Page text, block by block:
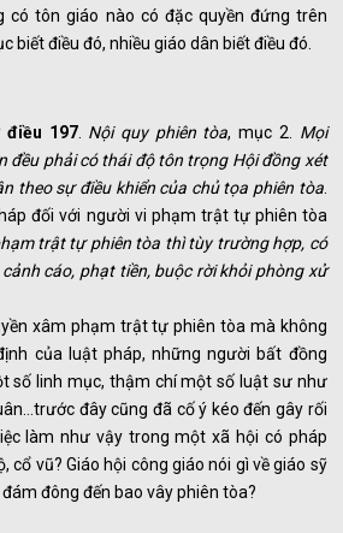
có tôn giáo nào có đặc quyền đứng trên
biết điều đó, nhiều giáo dân biết điều đó.
điều 197. Nội quy phiên tòa, mục 2. Mọi
đều phải có thái độ tôn trọng Hội đồng xét
theo sự điều khiển của chủ tọa phiên tòa.
đối với người vi phạm trật tự phiên tòa
trật tự phiên tòa thì tùy trường hợp, có
cáo, phạt tiền, buộc rời khỏi phòng xử
xâm phạm trật tự phiên tòa mà không
của luật pháp, những người bất đồng
số linh mục, thậm chí một số luật sư như
đây cũng đã cố ý kéo đến gây rối
làm như vậy trong một xã hội có pháp
cổ vũ? Giáo hội công giáo nói gì về giáo sỹ
đông đến bao vây phiên tòa?